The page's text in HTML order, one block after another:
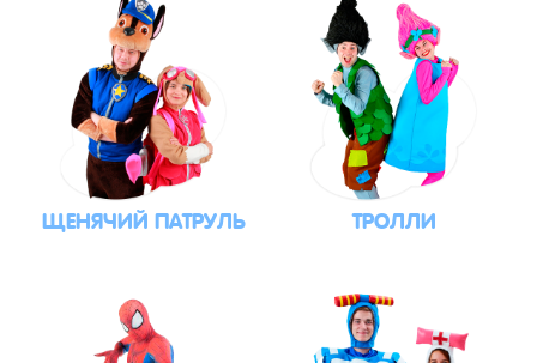
ЩЕНЯЧИЙ ПАТРУЛЬ ТРОЛЛИ